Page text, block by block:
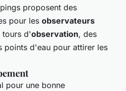
proposent des
pour les observateurs
tours d'observation, des
points d'eau pour attirer les
pour une bonne